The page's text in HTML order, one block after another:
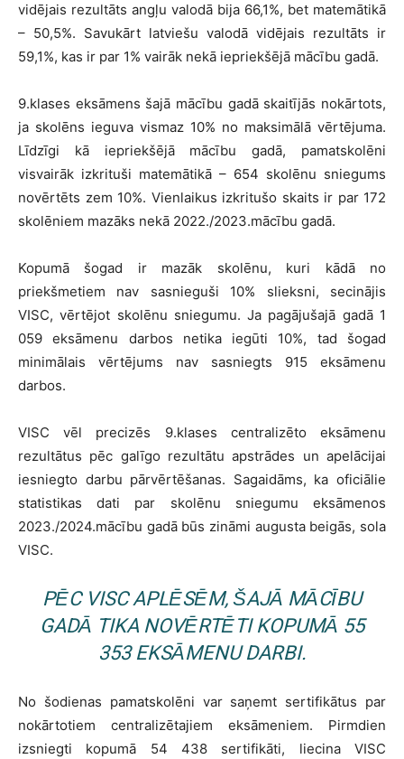
vidējais rezultāts angļu valodā bija 66,1%, bet matemātikā
– 50,5%. Savukārt latviešu valodā vidējais rezultāts ir
59,1%, kas ir par 1% vairāk nekā iepriekšējā mācību gadā.
9.klases eksāmens šajā mācību gadā skaitījās nokārtots,
ja skolēns ieguva vismaz 10% no maksimālā vērtējuma.
Līdzīgi kā iepriekšējā mācību gadā, pamatskolēni
visvairāk izkrituši matemātikā – 654 skolēnu sniegums
novērtēts zem 10%. Vienlaikus izkritušo skaits ir par 172
skolēniem mazāks nekā 2022./2023.mācību gadā.
Kopumā šogad ir mazāk skolēnu, kuri kādā no
priekšmetiem nav sasnieguši 10% slieksni, secinājis
VISC, vērtējot skolēnu sniegumu. Ja pagājušajā gadā 1
059 eksāmenu darbos netika iegūti 10%, tad šogad
minimālais vērtējums nav sasniegts 915 eksāmenu
darbos.
VISC vēl precizēs 9.klases centralizēto eksāmenu
rezultātus pēc galīgo rezultātu apstrādes un apelācijai
iesniegto darbu pārvērtēšanas. Sagaidāms, ka oficiālie
statistikas dati par skolēnu sniegumu eksāmenos
2023./2024.mācību gadā būs zināmi augusta beigās, sola
VISC.
PĒC VISC APLĒSĒM, ŠAJĀ MĀCĪBU
GADĀ TIKA NOVĒRTĒTI KOPUMĀ 55
353 EKSĀMENU DARBI.
No šodienas pamatskolēni var saņemt sertifikātus par
nokārtotiem centralizētajiem eksāmeniem. Pirmdien
izsniegti kopumā 54 438 sertifikāti, liecina VISC